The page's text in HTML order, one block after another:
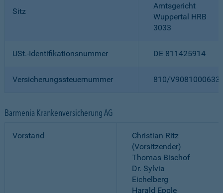
Sitz
Amtsgericht
Wuppertal HRB
3033
USt.-Identifikationsnummer DE 811425914
Versicherungssteuernummer 810/
Barmenia Krankenversicherung AG
Vorstand
Christian Ritz
(Vorsitzender)
Thomas Bischof
Dr. Sylvia
Eichelberg
Harald Epple